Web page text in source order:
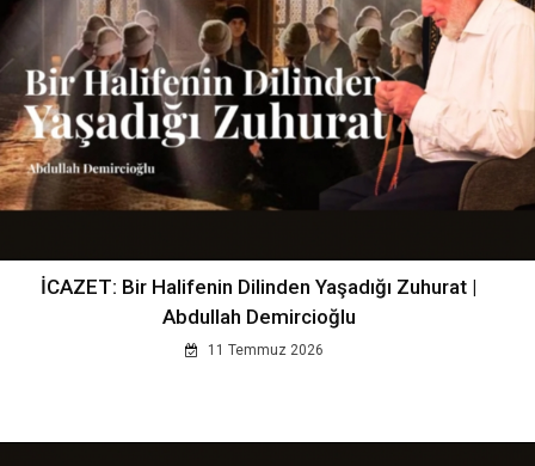
İCAZET: Bir Halifenin Dilinden Yaşadığı Zuhurat |
Abdullah Demircioğlu
11 Temmuz 2026